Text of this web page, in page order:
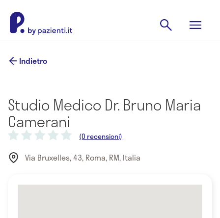
Indietro
Studio Medico Dr. Bruno Maria
Camerani
(0 recensioni)
Via Bruxelles, 43, Roma, RM, Italia